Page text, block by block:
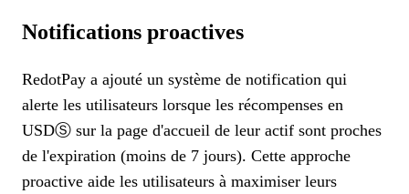
Notifications proactives
RedotPay a ajouté un système de notification qui
alerte les utilisateurs lorsque les récompenses en
USDⓈ sur la page d'accueil de leur actif sont proches
de l'expiration (moins de 7 jours). Cette approche
proactive aide les utilisateurs à maximiser leurs